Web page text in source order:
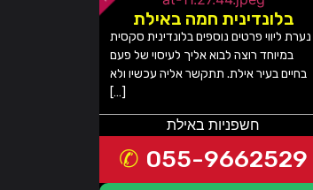
בלונדינית חמה באילת
נערת ליווי פרטים נוספים בלונדינית סקסית
במיוחד רוצה לבוא אליך לעיסוי של פעם
בחיים בעיר אילת. תתקשר אליה עכשיו ולא
[…]
חשפניות באילת
055-9662529